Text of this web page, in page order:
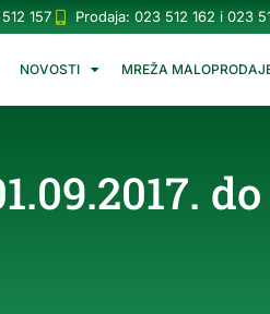
157 Prodaja: 023 512 162 i 023
NOVOSTI MREŽA
do